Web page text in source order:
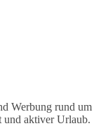
Werbung rund um
und aktiver Urlaub.